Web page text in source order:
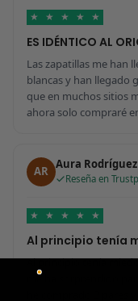
★ ★ ★ ★ ★
ES IDÉNTICO AL
Las zapatillas me han
blancas y han llegado
que en muchos sitios
ahora solo compraré
AR Aura
Reseña en
★ ★ ★ ★ ★
Al principio tenía
Al principio tenía
me ha sorprendido